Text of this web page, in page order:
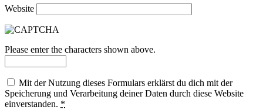
Website
Please enter the characters shown above.
Mit der Nutzung dieses Formulars erklärst du dich mit der
Speicherung und Verarbeitung deiner Daten durch diese Website
einverstanden. *